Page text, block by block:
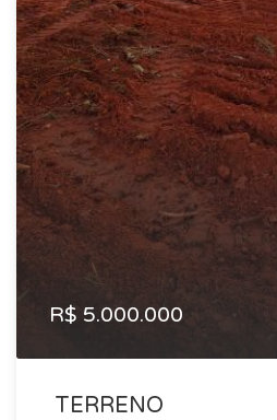
R$ 5.000.000
TERRENO